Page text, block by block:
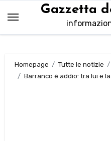
contenuto
Gazzetta
Homepage Tutte le notizie
Barranco è addio: tra lui e